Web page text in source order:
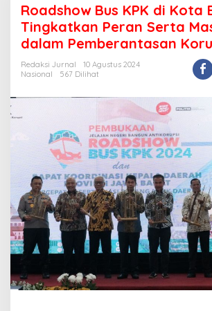
a
d
s
h
o
w
u
K
P
K
d
i
K
o
t
a
B
a
d
u
Roadshow Bus KPK di Kota
Tingkatkan Peran Serta
dalam Pemberantasan
Redaksi Jurnal
10 Agustus 2024
Nasional
567 Dilihat